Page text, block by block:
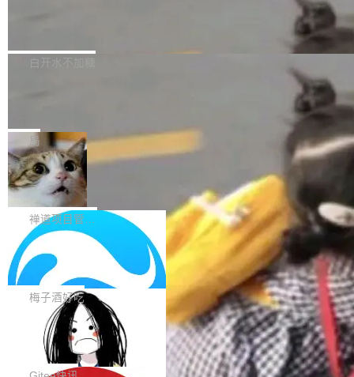
模型 API 调用服务，用户无需繁琐环境配置，一
绝遍历绝对符号链接的容器路径，例如/var/run -
更新说明：https://github.com/moby/...
计语言和 React 组件库。Ant Design 6.5.3 现
ut.OTP 的 mask 为 true 时仍显示原始值的问
题。#58805 修复 Input.TextArea 调整大小手柄
在触摸设备上显示为小圆点的问题。#58812 Ty
pography 优化 Typography 省略提示在大列表
中的渲染性能。#58806 修复 Typography...
白开水不加糖
比它便宜的。 Artificial Analysis 更新了 DeepS
eek V4 Flash 0731 的完整评测。一张 Intellige
nce Index vs Cost per Task 的散点图上，13
个模型排成一列，V4 Flash 贴着底部：$0.03
一次任务。 V4 Flash 的 Intelligence Index 得
分 50，在 101 个模型中排第 3。排在它前面
的：Claude Opus 5（61 分）、Claude Fable
5（60 分）、GPT-5.6 Sol（59 分）、Kimi K3
（57 分）、Grok 4...
局
禅道开源版 22.4 发布，内置 DevOps4.
0 正式版，提供从代码提交到交付的全
生命周期的管理能力
大家好， 禅道开源版22.4发布啦！本次发布我们
带来了DevOps4.0系列的首个正式版本。 DevO
ps4.0内置与禅道DevOps专业版同源的代码管理
核心，依托于全自研的GitFox代码托管引擎，我
们提供了从代码提交到交付的全生命周期的管理
能力。同时，我们 对禅道DevOps现有底层代码
进行了革命性的重构，为后续AI辅助编程、智能
代码评审及自动化运维的全面落地夯实了“一体
化”的基座。 新版本将为用户带来更好的使用体
验和更高的工作效率，感谢大家一直以来的支持
Solon 的 10 种 HTTP 服务器：改一行
依赖，换一个引擎
用 Solon 做线上项目有一阵子了，有个点总让新
接触的人觉得意外：服务器引擎是让你选的。 S
olon 内核约 0.3MB，不内置固定的 HTTP 服务
器。HTTP 引擎是一个独立插件。你选一个，或
者选两个，不同环境之间切换，一行应用代码都
不用改。 下面快速过一下 10 种 HTTP 服务器
梅子酒好吃
BootstrapBlazor v10.9.0 已经发布，B
ootstrap 样式的 Blazor UI 组件库
BootstrapBlazor v10.9.0 已经发布，Bootstrap
样式的 Blazor UI 组件库 此版本更新内容包括：